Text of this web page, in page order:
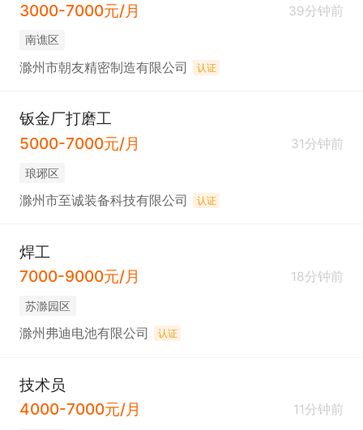
3000-7000元/月
39分钟前
南谯区
滁州市朝友精密制造有限公司 认证
钣金厂打磨工
5000-7000元/月
31分钟前
琅琊区
滁州市至诚装备科技有限公司 认证
焊工
7000-9000元/月
18分钟前
苏滁园区
滁州弗迪电池有限公司 认证
技术员
4000-7000元/月
11分钟前